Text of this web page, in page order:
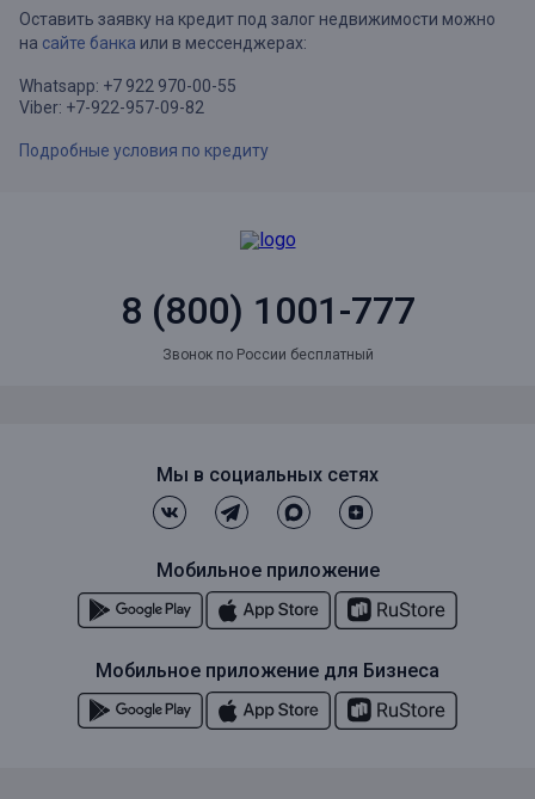
Оставить заявку на кредит под залог недвижимости можно
на сайте банка или в мессенджерах:
Whatsapp: +7 922 970-00-55
Viber: +7-922-957-09-82
Подробные условия по кредиту
8 (800) 1001-777
Звонок по России бесплатный
Мы в социальных сетях
Мобильное приложение
Мобильное приложение для Бизнеса